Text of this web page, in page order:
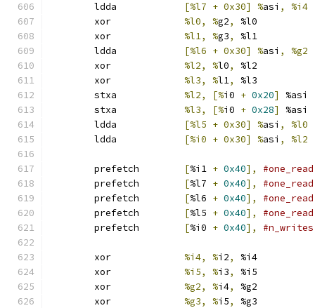
[%l7 + 0x30] %asi ,
%l0, %g2,
%l0
%l1, %g3,
%l1
[%l6 + 0x30] %asi ,
%l2, %l0,
%l2
%l3, %l1,
%l3
%l2, [%i0 + 0x20]
%asi
%l3, [%i0 + 0x28]
%asi
[%l5 + 0x30] %asi ,
[%i0 + 0x30] %asi ,
[%i1 + 0x40],
#one_read
[%l7 + 0x40],
#one_read
[%l6 + 0x40],
#one_read
[%l5 + 0x40],
#one_read
[%i0 + 0x40], #n_writes
%i4, %i2,
%i4
%i5, %i3,
%i5
%g2, %i4,
%g2
%g3, %i5,
%g3